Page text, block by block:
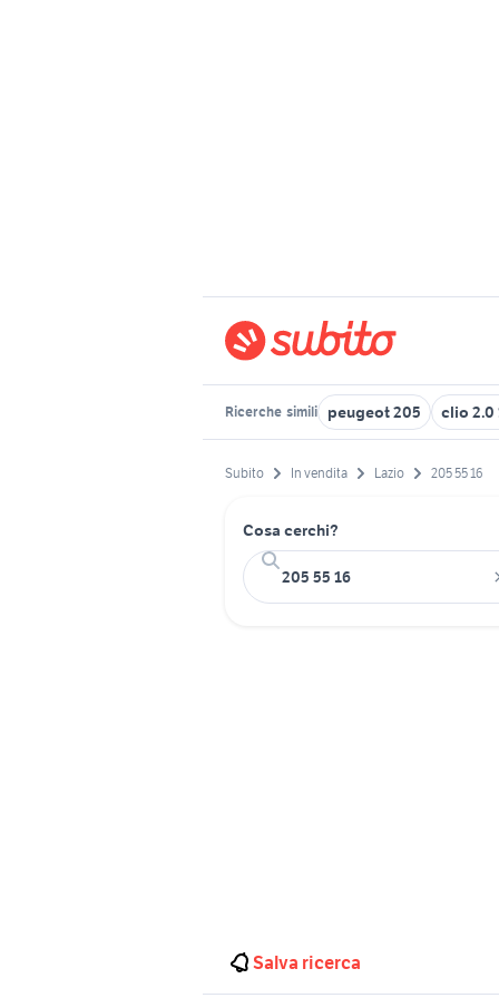
Ricerche simili peugeot 205 clio 2.0
Subito In vendita Lazio 205 55 16
Cosa cerchi?
Salva ricerca